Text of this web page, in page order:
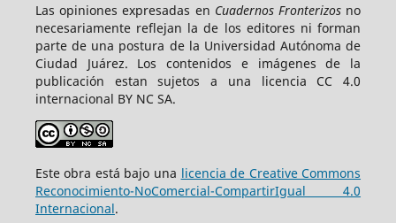
Las opiniones expresadas en Cuadernos Fronterizosno
necesariamente reflejan la de los editores ni forman
parte de una postura de la Universidad Autónoma de
Ciudad Juárez. Los contenidos e imágenes de la
publicación estan sujetos a una licencia CC 4.0
internacional BY NC SA.
Este obra está bajo una licencia de Creative Commons
Reconocimiento-NoComercial-CompartirIgual 4.0
Internacional.